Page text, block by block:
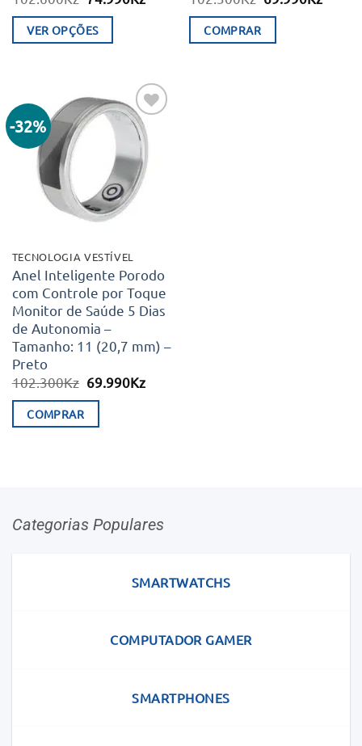
original
era:
VER OPÇÕES
multiple
variants.
options
chosen
on
the
product
page
era:
COMPRAR
-32%
Adicionar
aos meus
desejos
TECNOLOGIA VESTÍVEL
Anel Inteligente Porodo
com Controle por Toque
Monitor de Saúde 5 Dias
de Autonomia –
Tamanho: 11 (20,7 mm) –
Preto
102.300Kz O
era:
69.990KzO
COMPRAR
Categorias Populares
SMARTWATCHS
COMPUTADOR GAMER
SMARTPHONES